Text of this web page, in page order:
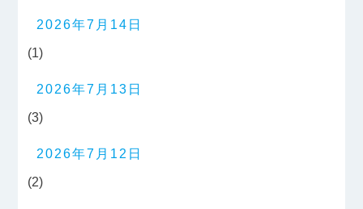
2026年7月14日
(1)
2026年7月13日
(3)
2026年7月12日
(2)